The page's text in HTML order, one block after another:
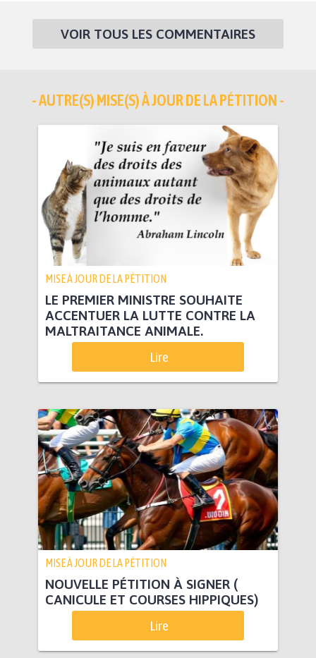
VOIR TOUS LES COMMENTAIRES
- AUTRE(S) MISE(S) À JOUR DE LA PÉTITION -
MISE À JOUR DE LA PÉTITION
LE PREMIER MINISTRE SOUHAITE
ACCENTUER LA LUTTE CONTRE LA
MALTRAITANCE ANIMALE.
Lire
MISE À JOUR DE LA PÉTITION
NOUVELLE PÉTITION À SIGNER (
CANICULE ET COURSES HIPPIQUES)
Lire